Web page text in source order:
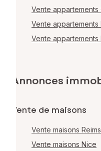
Vente appartements
Vente
Vente appartements
Annonces
Vente de maisons
Vente maisons Reims
Vente maisons Nice